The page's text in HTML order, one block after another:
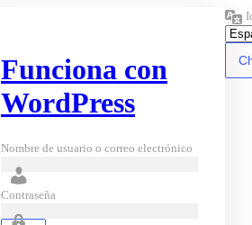
Funciona con
WordPress
Nombre de usuario o correo electrónico
Contraseña